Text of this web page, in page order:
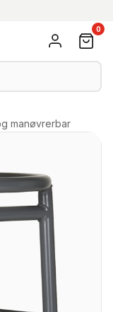
0
manøvrerbar